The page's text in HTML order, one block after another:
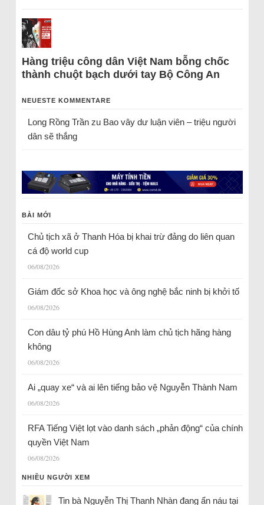
Hàng triệu công dân Việt Nam bỗng chốc
thành chuột bạch dưới tay Bộ Công An
NEUESTE KOMMENTARE
Long Rồng Trầnzu Bao vây dư luận viên – triệu người
dân sẽ thắng
BÀI MỚI
Chủ tịch xã ở Thanh Hóa bị khai trừ đảng do liên quan
cá độ world cup
06/08/2026
Giám đốc sở Khoa học và ông nghệ bắc ninh bị khởi tố
06/08/2026
Con dâu tỷ phú Hồ Hùng Anh làm chủ tịch hãng hàng
không
06/08/2026
Ai „quay xe“ và ai lên tiếng bảo vệ Nguyễn Thành Nam
06/08/2026
RFA Tiếng Việt lọt vào danh sách „phản động“ của chính
quyền Việt Nam
06/08/2026
NHIỀU NGƯỜI XEM
Tin bà Nguyễn Thị Thanh Nhàn đang ẩn náu tại